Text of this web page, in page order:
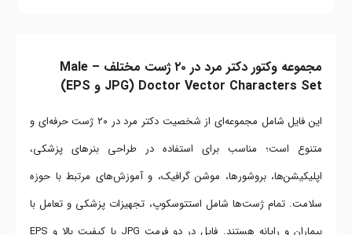
مجموعه وکتور دکتر مرد در ۲۰ ژست مختلف – Male
Doctor Vector Characters Set (JPG و EPS)
این فایل شامل مجموعه‌ای از شخصیت دکتر مرد در ۲۰ ژست حرفه‌ای و
متنوع است؛ مناسب برای استفاده در طراحی بنرهای پزشکی،
اپلیکیشن‌ها، بروشورها، موشن گرافیک، و آموزش‌های مرتبط با حوزه
سلامت. تمام ژست‌ها شامل استتوسکوپ، تجهیزات پزشکی و تعامل با